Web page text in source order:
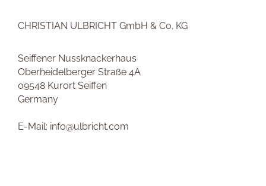
CHRISTIAN ULBRICHT GmbH & Co. KG
Seiffener Nussknackerhaus
Oberheidelberger Straße 4A
09548 Kurort Seiffen
Germany
E-Mail: info@ulbricht.com